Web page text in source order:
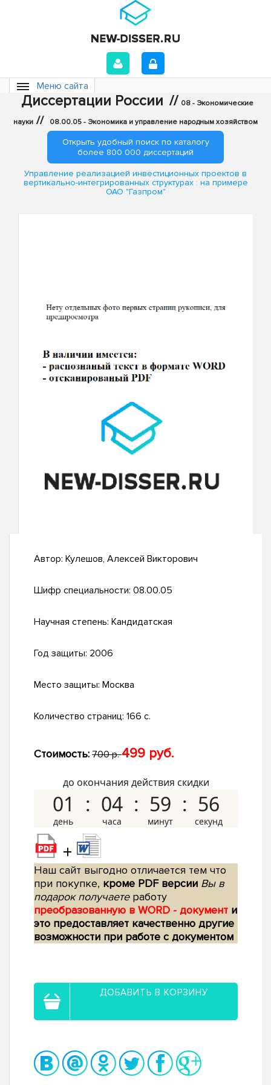
Меню сайта
Диссертации России // 08 - Экономические
науки // 08.00.05 - Экономика и управление народным хозяйством
Открыть удобный поиск по каталогу
более 800 000 диссертаций
Управление реализацией инвестиционных проектов в
вертикально-интегрированных структурах : на примере
ОАО "Газпром"
Автор: Кулешов, Алексей Викторович
Шифр специальности: 08.00.05
Научная степень: Кандидатская
Год защиты: 2006
Место защиты: Москва
Количество страниц: 166 с.
Стоимость: 700 р.499 руб.
до окончания действия скидки
01 04 59 55
+
Наш сайт выгодно отличается тем что
при покупке, кроме PDF версии Вы в
подарок получаетеработу
преобразованную в WORD - документ и
это предоставляет качественно другие
возможности при работе с документом
ДОБАВИТЬ В КОРЗИНУ